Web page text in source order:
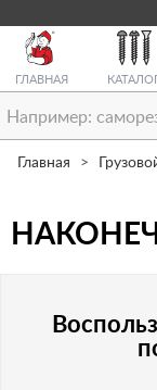
ГЛАВНАЯ
Главная